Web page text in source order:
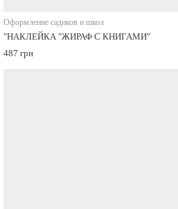
Оформление садиков и школ
"НАКЛЕЙКА "ЖИРАФ С КНИГАМИ"
487 грн